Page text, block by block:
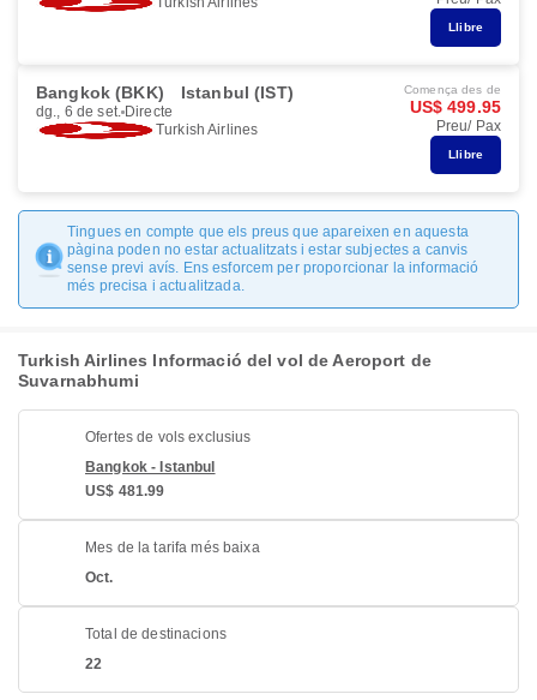
Llibre
Bangkok (BKK) Istanbul (IST)
dg., 6 de set. Directe
Turkish Airlines
Comença des de
US$ 499.95
Preu/ Pax
Llibre
Tingues en compte que els preus que apareixen en aquesta
pàgina poden no estar actualitzats i estar subjectes a canvis
sense previ avís. Ens esforcem per proporcionar la informació
més precisa i actualitzada.
Turkish Airlines Informació del vol de Aeroport de
Suvarnabhumi
Ofertes de vols exclusius
Bangkok - Istanbul
US$ 481.99
Mes de la tarifa més baixa
Oct.
Total de destinacions
22